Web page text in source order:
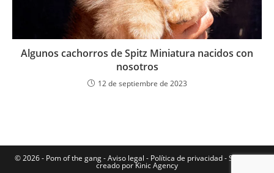
Algunos cachorros de Spitz Miniatura nacidos con
nosotros
12 de septiembre de 2023
© 2026 - Pom of the gang -Aviso legal - Política de privacidad-Sitio web
creado por Kinic Agency